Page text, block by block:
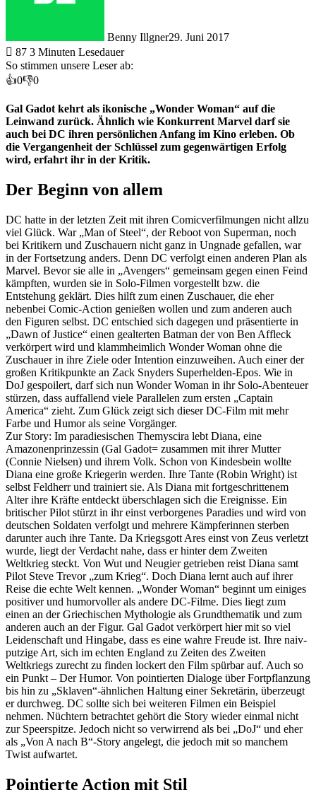
Benny Illgner29. Juni 2017
87 3 Minuten Lesedauer
So stimmen unsere Leser ab:
👍0👎0
Gal Gadot kehrt als ikonische „Wonder Woman“ auf die
Leinwand zurück. Ähnlich wie Konkurrent Marvel darf sie
auch bei DC ihren persönlichen Anfang im Kino erleben. Ob
die Vergangenheit der Schlüssel zum gegenwärtigen Erfolg
wird, erfahrt ihr in der Kritik.
Der Beginn von allem
DC hatte in der letzten Zeit mit ihren Comicverfilmungen nicht allzu
viel Glück. War „Man of Steel“, der Reboot von Superman, noch
bei Kritikern und Zuschauern nicht ganz in Ungnade gefallen, war
in der Fortsetzung anders. Denn DC verfolgt einen anderen Plan als
Marvel. Bevor sie alle in „Avengers“ gemeinsam gegen einen Feind
kämpften, wurden sie in Solo-Filmen vorgestellt bzw. die
Entstehung geklärt. Dies hilft zum einen Zuschauer, die eher
nebenbei Comic-Action genießen wollen und zum anderen auch
den Figuren selbst. DC entschied sich dagegen und präsentierte in
„Dawn of Justice“ einen gealterten Batman der von Ben Affleck
verkörpert wird und klammheimlich Wonder Woman ohne die
Zuschauer in ihre Ziele oder Intention einzuweihen. Auch einer der
großen Kritikpunkte an Zack Snyders Superhelden-Epos. Wie in
DoJ gespoilert, darf sich nun Wonder Woman in ihr Solo-Abenteuer
stürzen, dass auffallend viele Parallelen zum ersten „Captain
America“ zieht. Zum Glück zeigt sich dieser DC-Film mit mehr
Farbe und Humor als seine Vorgänger.
Zur Story: Im paradiesischen Themyscira lebt Diana, eine
Amazonenprinzessin (Gal Gadot= zusammen mit ihrer Mutter
(Connie Nielsen) und ihrem Volk. Schon von Kindesbein wollte
Diana eine große Kriegerin werden. Ihre Tante (Robin Wright) ist
selbst Feldherr und trainiert sie. Als Diana mit fortgeschrittenem
Alter ihre Kräfte entdeckt überschlagen sich die Ereignisse. Ein
britischer Pilot stürzt in ihr einst verborgenes Paradies und wird von
deutschen Soldaten verfolgt und mehrere Kämpferinnen sterben
darunter auch ihre Tante. Da Kriegsgott Ares einst von Zeus verletzt
wurde, liegt der Verdacht nahe, dass er hinter dem Zweiten
Weltkrieg steckt. Von Wut und Neugier getrieben reist Diana samt
Pilot Steve Trevor „zum Krieg“. Doch Diana lernt auch auf ihrer
Reise die echte Welt kennen. „Wonder Woman“ beginnt um einiges
positiver und humorvoller als andere DC-Filme. Dies liegt zum
einen an der Griechischen Mythologie als Grundthematik und zum
anderen auch an der Figur. Gal Gadot verkörpert hier mit so viel
Leidenschaft und Hingabe, dass es eine wahre Freude ist. Ihre naiv-
putzige Art, sich im echten England zu Zeiten des Zweiten
Weltkriegs zurecht zu finden lockert den Film spürbar auf. Auch so
ein Punkt – Der Humor. Von pointierten Dialoge über Fortpflanzung
bis hin zu „Sklaven“-ähnlichen Haltung einer Sekretärin, überzeugt
er durchweg. DC sollte sich bei weiteren Filmen ein Beispiel
nehmen. Nüchtern betrachtet gehört die Story wieder einmal nicht
zur Speerspitze. Jedoch nicht so verwirrend als bei „DoJ“ und eher
als „Von A nach B“-Story angelegt, die jedoch mit so manchem
Twist aufwartet.
Pointierte Action mit Stil